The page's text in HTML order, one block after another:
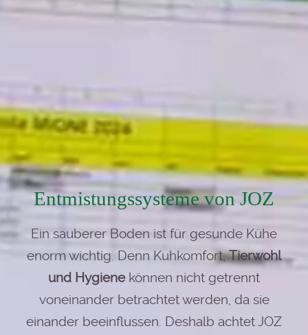
Entmistungssysteme von JOZ
Ein sauberer Boden ist für gesunde Kühe
enorm wichtig. Denn Kuhkomfort,Tierwohl
und Hygienekönnen nicht getrennt
voneinander betrachtet werden, da sie
einander beeinflussen. Deshalb achtet JOZ